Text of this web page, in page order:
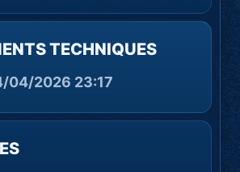
TECHNIQUES
04/2026 23:17